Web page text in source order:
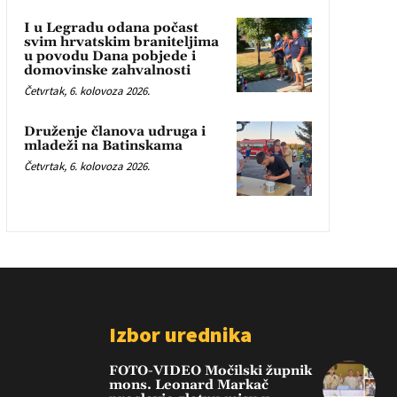
I u Legradu odana počast
svim hrvatskim braniteljima
u povodu Dana pobjede i
domovinske zahvalnosti
Četvrtak, 6. kolovoza 2026.
Druženje članova udruga i
mladeži na Batinskama
Četvrtak, 6. kolovoza 2026.
Izbor urednika
FOTO-VIDEO Močilski župnik
mons. Leonard Markač